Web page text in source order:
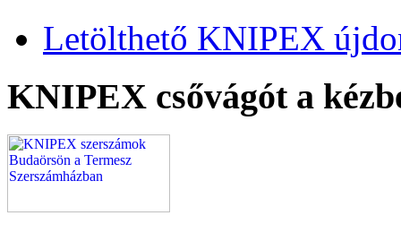
Letölthető KNIPEX
KNIPEX csővágót a